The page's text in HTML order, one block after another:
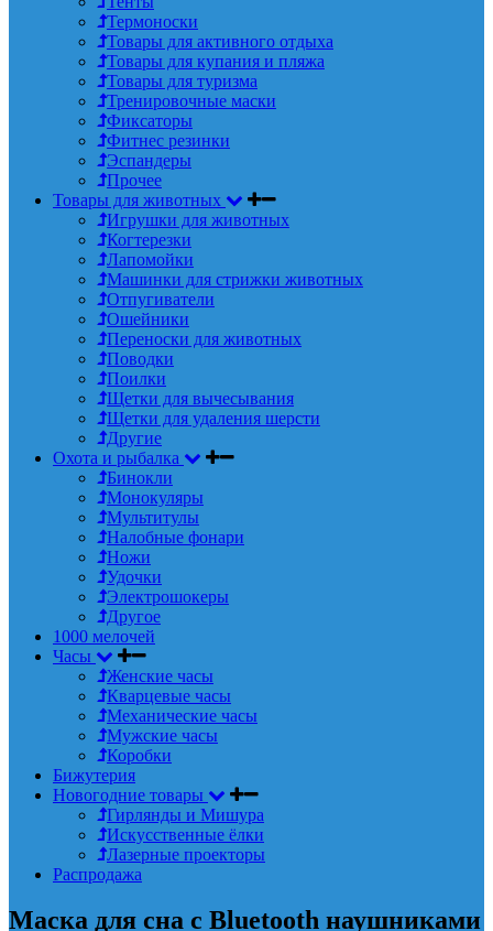
Термоноски
Товары для активного отдыха
Товары для купания и пляжа
Товары для туризма
Тренировочные маски
Фиксаторы
Фитнес резинки
Эспандеры
Прочее
Товары для животных
Игрушки для животных
Когтерезки
Лапомойки
Машинки для стрижки животных
Отпугиватели
Ошейники
Переноски для животных
Поводки
Поилки
Щетки для вычесывания
Щетки для удаления шерсти
Другие
Охота и рыбалка
Бинокли
Монокуляры
Мультитулы
Налобные фонари
Ножи
Удочки
Электрошокеры
Другое
1000 мелочей
Часы
Женские часы
Кварцевые часы
Механические часы
Мужские часы
Коробки
Бижутерия
Новогодние товары
Гирлянды и Мишура
Искусственные ёлки
Лазерные проекторы
Распродажа
Маска для сна с Bluetooth наушниками